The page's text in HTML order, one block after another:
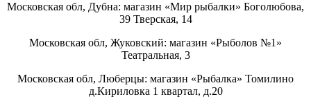
Московская обл, Дубна: магазин «Мир рыбалки» Боголюбова,
39 Тверская, 14
Московская обл, Жуковский: магазин «Рыболов №1»
Театральная, 3
Московская обл, Люберцы: магазин «Рыбалка» Томилино
д.Кириловка 1 квартал, д.20